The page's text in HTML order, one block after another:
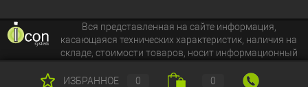
Вся представленная на сайте информация,
касающаяся технических характеристик, наличия на
складе, стоимости товаров, носит информационный
офертой.
ИЗБРАННОЕ 0 0